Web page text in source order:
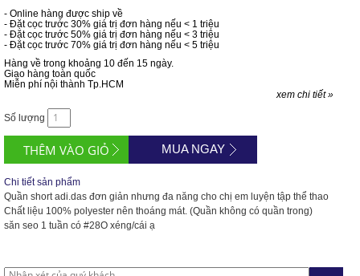
- Online hàng được ship về
- Đặt cọc trước 30% giá trị đơn hàng nếu < 1 triệu
- Đặt cọc trước 50% giá trị đơn hàng nếu < 3 triệu
- Đặt cọc trước 70% giá trị đơn hàng nếu < 5 triệu
Hàng về trong khoảng 10 đến 15 ngày.
Giao hàng toàn quốc
Miễn phí nội thành Tp.HCM
xem chi tiết »
Số lượng
MUA NGAY
Chi tiết sản phẩm
Quần short adi.das đơn giản nhưng đa năng cho chị em luyện tập thể thao
Chất liệu 100% polyester nên thoáng mát. (Quần không có quần trong)
săn seo 1 tuần có #28O xéng/cái ạ